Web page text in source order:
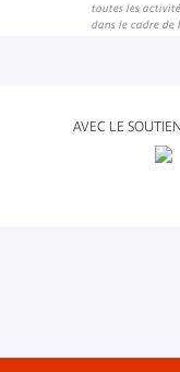
toutes les
dans le cadre de
AVEC LE